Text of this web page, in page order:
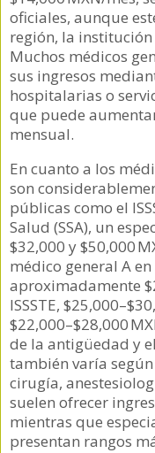
oficiales, aunque
región, la
Muchos médicos
sus ingresos
hospitalarias o
que puede
mensual.
En cuanto a los
son
públicas como el
Salud (SSA), un
$32,000 y $50,000
médico general A
aproximadamente
ISSSTE,
$22,000–$28,000
de la antigüedad y
también varía
cirugía,
suelen ofrecer
mientras que
presentan rangos